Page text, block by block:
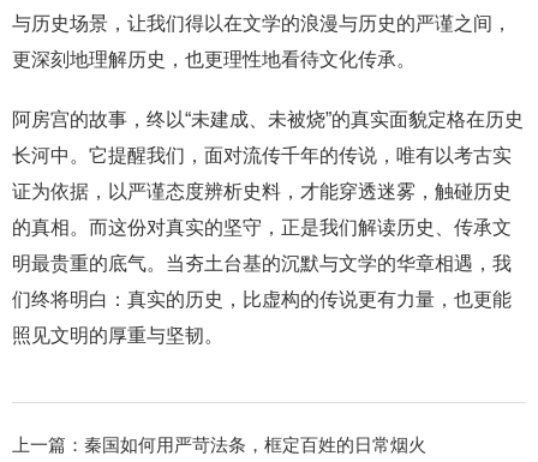
与历史场景，让我们得以在文学的浪漫与历史的严谨之间，
更深刻地理解历史，也更理性地看待文化传承。
阿房宫的故事，终以“未建成、未被烧”的真实面貌定格在历史
长河中。它提醒我们，面对流传千年的传说，唯有以考古实
证为依据，以严谨态度辨析史料，才能穿透迷雾，触碰历史
的真相。而这份对真实的坚守，正是我们解读历史、传承文
明最贵重的底气。当夯土台基的沉默与文学的华章相遇，我
们终将明白：真实的历史，比虚构的传说更有力量，也更能
照见文明的厚重与坚韧。
上一篇： 秦国如何用严苛法条，框定百姓的日常烟火